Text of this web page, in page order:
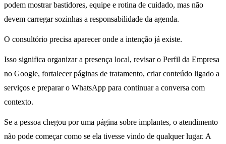
podem mostrar bastidores, equipe e rotina de cuidado, mas não
devem carregar sozinhas a responsabilidade da agenda.
O consultório precisa aparecer onde a intenção já existe.
Isso significa organizar a presença local, revisar o Perfil da Empresa
no Google, fortalecer páginas de tratamento, criar conteúdo ligado a
serviços e preparar o WhatsApp para continuar a conversa com
contexto.
Se a pessoa chegou por uma página sobre implantes, o atendimento
não pode começar como se ela tivesse vindo de qualquer lugar. A